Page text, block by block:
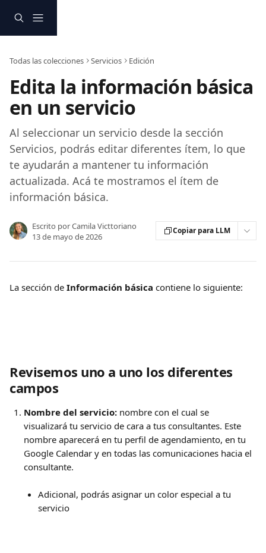
Todas las colecciones Servicios Edición
Edita la información básica
en un servicio
Al seleccionar un servicio desde la sección
Servicios, podrás editar diferentes ítem, lo que
te ayudarán a mantener tu información
actualizada. Acá te mostramos el ítem de
información básica.
Escrito porCamila Victtoriano
13 de mayo de 2026
Copiar para LLM
La sección de Información básica contiene lo siguiente:
Revisemos uno a uno los diferentes
campos
Nombre del servicio: nombre con el cual se
visualizará tu servicio de cara a tus consultantes. Este
nombre aparecerá en tu perfil de agendamiento, en tu
Google Calendar y en todas las comunicaciones hacia el
consultante.
Adicional, podrás asignar un color especial a tu
servicio